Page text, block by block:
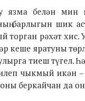
белән мин
барлыгын шик
торган рәхәт
кеше яратуны
тиеш түгел.
чыкмый икән
беркайчан да